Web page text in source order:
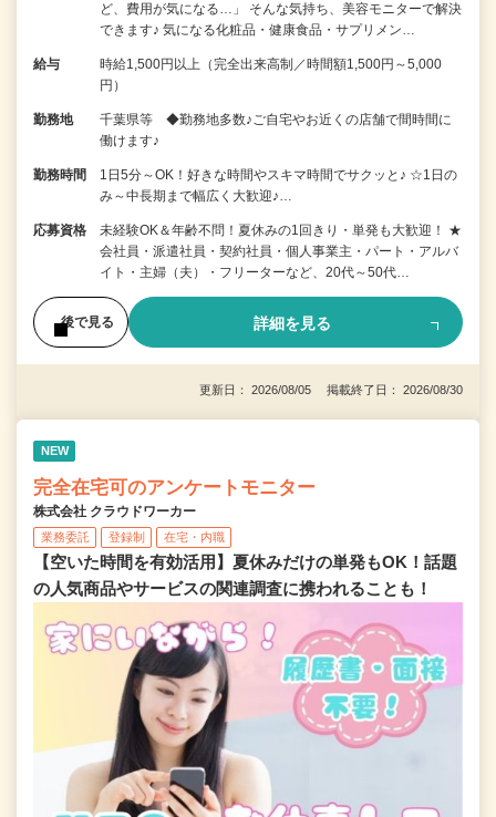
ど、費用が気になる…」 そんな気持ち、美容モニターで解決
できます♪ 気になる化粧品・健康食品・サプリメン…
給与
時給1,500円以上（完全出来高制／時間額1,500円～5,000
円）
勤務地
千葉県等 ◆勤務地多数♪ご自宅やお近くの店舗で間時間に
働けます♪
勤務時間
1日5分～OK！好きな時間やスキマ時間でサクッと♪ ☆1日の
み～中長期まで幅広く大歓迎♪…
応募資格
未経験OK＆年齢不問！夏休みの1回きり・単発も大歓迎！ ★
会社員・派遣社員・契約社員・個人事業主・パート・アルバ
イト・主婦（夫）・フリーターなど、20代～50代…
後で見る 詳細を見る
更新日： 2026/08/05 掲載終了日： 2026/08/30
NEW
完全在宅可のアンケートモニター
株式会社 クラウドワーカー
業務委託 登録制 在宅・内職
【空いた時間を有効活用】夏休みだけの単発もOK！話題
の人気商品やサービスの関連調査に携われることも！